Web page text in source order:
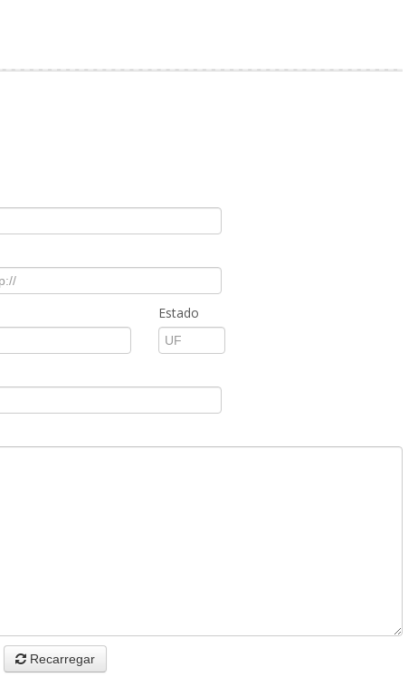
Estado
Recarregar